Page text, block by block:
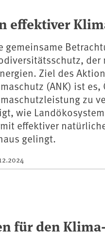
effektiver
gemeinsame
Ziel des
(ANK) ist
zu
wie
effektiver
gelingt.
für den